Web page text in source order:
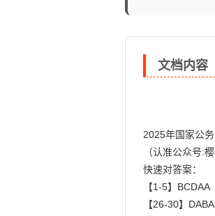
文档内容